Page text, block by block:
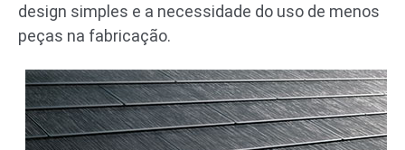
design simples e a necessidade do uso de menos
peças na fabricação.